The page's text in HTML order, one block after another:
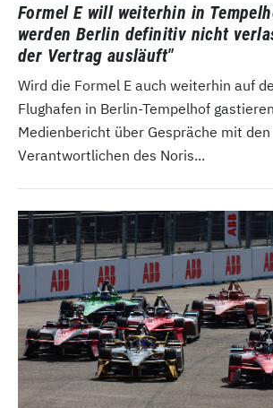
Formel E will weiterhin in
werden Berlin definitiv nicht
der Vertrag ausläuft"
Wird die Formel E auch weiterhin auf
Flughafen in Berlin-Tempelhof
Medienbericht über Gespräche mit den
Verantwortlichen des Noris...